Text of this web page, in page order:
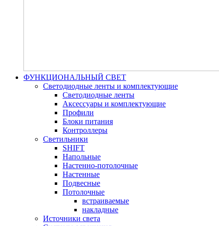
ФУНКЦИОНАЛЬНЫЙ СВЕТ
Светодиодные ленты и комплектующие
Светодиодные ленты
Аксессуары и комплектующие
Профили
Блоки питания
Контроллеры
Светильники
SHIFT
Напольные
Настенно-потолочные
Настенные
Подвесные
Потолочные
встраиваемые
накладные
Источники света